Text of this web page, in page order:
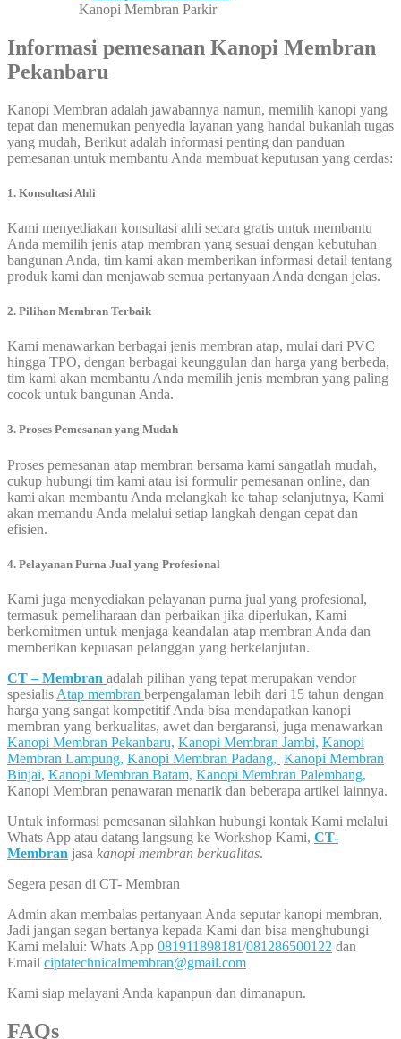
Kanopi Membran Parkir
Informasi pemesanan Kanopi Membran
Pekanbaru
Kanopi Membran adalah jawabannya namun, memilih kanopi yang
tepat dan menemukan penyedia layanan yang handal bukanlah tugas
yang mudah, Berikut adalah informasi penting dan panduan
pemesanan untuk membantu Anda membuat keputusan yang cerdas:
1. Konsultasi Ahli
Kami menyediakan konsultasi ahli secara gratis untuk membantu
Anda memilih jenis atap membran yang sesuai dengan kebutuhan
bangunan Anda, tim kami akan memberikan informasi detail tentang
produk kami dan menjawab semua pertanyaan Anda dengan jelas.
2. Pilihan Membran Terbaik
Kami menawarkan berbagai jenis membran atap, mulai dari PVC
hingga TPO, dengan berbagai keunggulan dan harga yang berbeda,
tim kami akan membantu Anda memilih jenis membran yang paling
cocok untuk bangunan Anda.
3. Proses Pemesanan yang Mudah
Proses pemesanan atap membran bersama kami sangatlah mudah,
cukup hubungi tim kami atau isi formulir pemesanan online, dan
kami akan membantu Anda melangkah ke tahap selanjutnya, Kami
akan memandu Anda melalui setiap langkah dengan cepat dan
efisien.
4. Pelayanan Purna Jual yang Profesional
Kami juga menyediakan pelayanan purna jual yang profesional,
termasuk pemeliharaan dan perbaikan jika diperlukan, Kami
berkomitmen untuk menjaga keandalan atap membran Anda dan
memberikan kepuasan pelanggan yang berkelanjutan.
CT – Membran adalah pilihan yang tepat merupakan vendor
spesialis Atap membran berpengalaman lebih dari 15 tahun dengan
harga yang sangat kompetitif Anda bisa mendapatkan kanopi
membran yang berkualitas, awet dan bergaransi, juga menawarkan
Kanopi Membran Pekanbaru, Kanopi Membran Jambi, Kanopi
Membran Lampung, Kanopi Membran Padang, Kanopi Membran
Binjai, Kanopi Membran Batam, Kanopi Membran Palembang,
Kanopi Membran penawaran menarik dan beberapa artikel lainnya.
Untuk informasi pemesanan silahkan hubungi kontak Kami melalui
Whats App atau datang langsung ke Workshop Kami, CT-
Membran jasa kanopi membran berkualitas.
Segera pesan di CT- Membran
Admin akan membalas pertanyaan Anda seputar kanopi membran,
Jadi jangan segan bertanya kepada Kami dan bisa menghubungi
Kami melalui: Whats App 081911898181/081286500122 dan
Email ciptatechnicalmembran@gmail.com
Kami siap melayani Anda kapanpun dan dimanapun.
FAQs